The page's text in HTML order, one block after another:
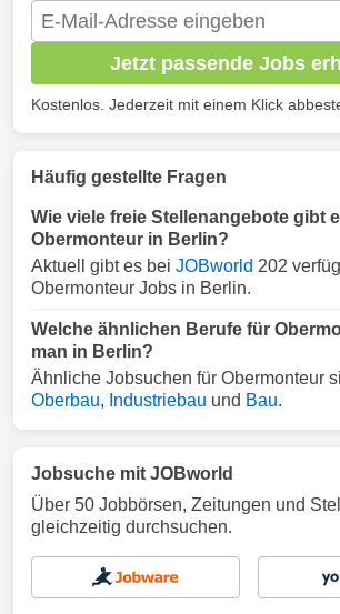
Jetzt passende Jobs
Kostenlos. Jederzeit mit einem Klick
Häufig gestellte Fragen
Wie viele freie Stellenangebote gibt
Obermonteur in Berlin?
Aktuell gibt es bei JOBworld 202
Obermonteur Jobs in Berlin.
Welche ähnlichen Berufe für
man in Berlin?
Ähnliche Jobsuchen für Obermonteur
Oberbau, Industriebau und Bau.
Jobsuche mit JOBworld
Über 50 Jobbörsen, Zeitungen und
gleichzeitig durchsuchen.